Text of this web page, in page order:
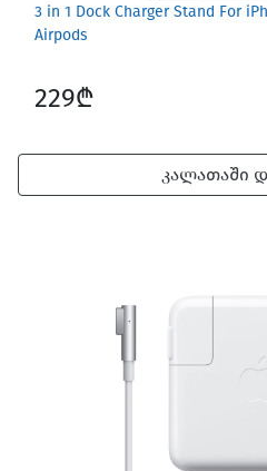
3 in 1 Dock Charger Stand For
Airpods
229₾
კალათაში